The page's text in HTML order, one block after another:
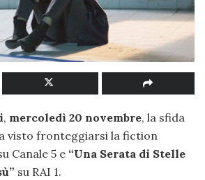
, mercoledì 20 novembre, la sfida
visto fronteggiarsi la fiction
Canale 5 e “Una Serata di Stelle
su RAI 1.